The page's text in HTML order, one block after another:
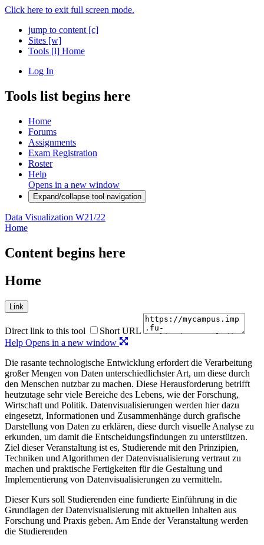
Click here to exit full screen mode.
jump to content [c]
Sites [w]
Tools [l] Home
Log In
Tools list begins here
Home
Forums
Assignments
Exam Registration
Roster
Help
Opens in a new window
Expand/collapse tool navigation
Data Visualization W21/22
Home
Content begins here
Home
Link
Direct link to this tool
Short URL
Help Opens in a new window
Die rasante technologische Entwicklung erfordert die Verarbeitung
großer Mengen von Daten unterschiedlichster Art, um diese durch
den Menschen nutzbar zu machen. Diese Herausforderung betrifft
heutzutage sehr viele Bereiche des Lebens, wie der Forschung,
Wirtschaft und Politik. Datenvisualisierungen werden hier dazu
eingesetzt, Informationen und Zusammenhänge durch grafische
Darstellung von Daten zu erklären, diese durch visuelle Analyse zu
erkunden, um damit die Entscheidungsfindungen zu unterstützen.
Ziel dieser Veranstaltung ist es, Studierende mit den Prinzipien,
Techniken und Algorithmen der Datenvisualisierung vertraut zu
machen und praktische Fertigkeiten für die Gestaltung und
Implementierung von Datenvisualisierungen zu vermitteln.
Dieser Kurs soll Studierenden eine fundierte Einführung in die
Grundlagen der Datenvisualisierung mit aktuellen Inhalten aus
Forschung und Praxis geben. Am Ende der Veranstaltung werden
die Studierenden